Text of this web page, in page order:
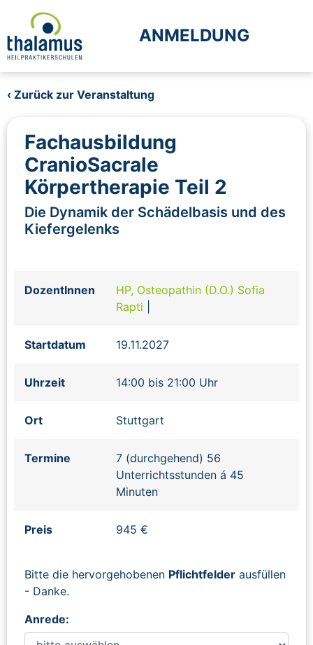
ANMELDUNG
‹ Zurück zur Veranstaltung
Fachausbildung
CranioSacrale
Körpertherapie Teil 2
Die Dynamik der Schädelbasis und des
Kiefergelenks
DozentInnen
HP, Osteopathin (D.O.) Sofia
Rapti
Startdatum 19.11.2027
Uhrzeit 14:00 bis 21:00 Uhr
Ort Stuttgart
Termine
7 (durchgehend) 56
Unterrichtsstunden á 45
Minuten
Preis 945 €
Bitte die hervorgehobenen Pflichtfelder ausfüllen
- Danke.
Anrede: